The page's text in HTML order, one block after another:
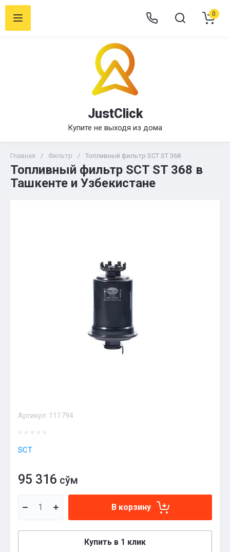
JustClick
Купите не выходя из дома
0
Главная / Фильтр / Топливный фильтр SCT ST 368
Топливный фильтр SCT ST 368 в
Ташкенте и Узбекистане
Артикул: 111794
SCT
95 316 сўм
В корзину
Купить в 1 клик